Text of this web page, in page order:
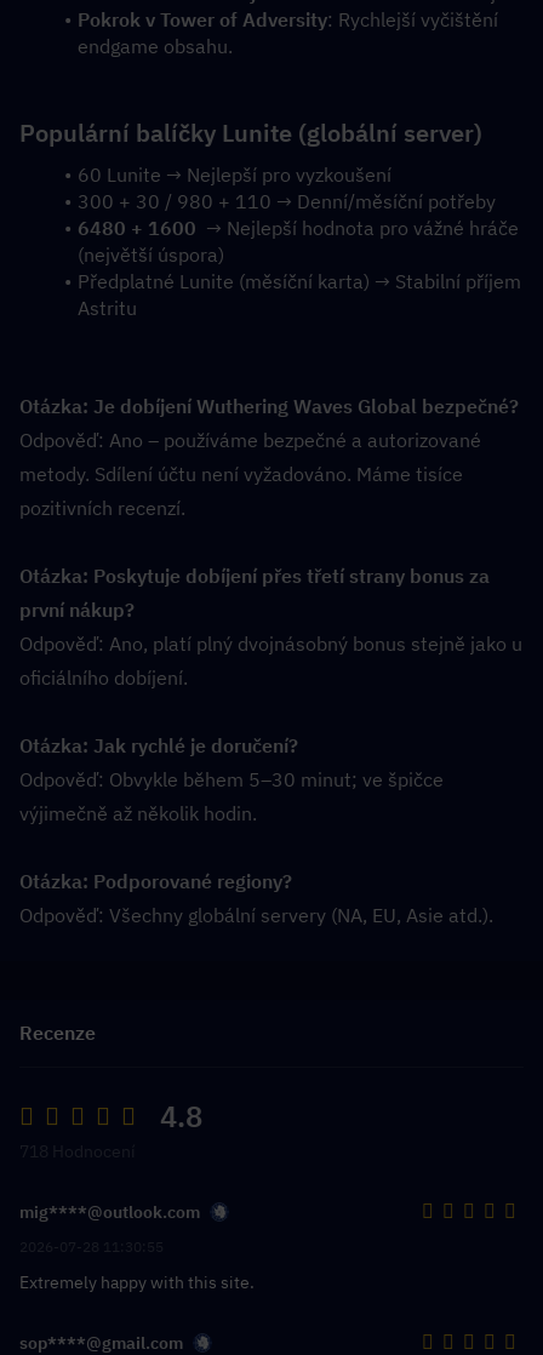
Pokrok v Tower of Adversity: Rychlejší vyčištění
endgame obsahu.
Populární balíčky Lunite (globální server)
60 Lunite → Nejlepší pro vyzkoušení
300 + 30 / 980 + 110 → Denní/měsíční potřeby
6480 + 1600
  → Nejlepší hodnota pro vážné hráče
(největší úspora)
Předplatné Lunite (měsíční karta) → Stabilní příjem
Astritu
Otázka: Je dobíjení Wuthering Waves Global bezpečné?
Odpověď: Ano – používáme bezpečné a autorizované
metody. Sdílení účtu není vyžadováno. Máme tisíce
pozitivních recenzí.
Otázka: Poskytuje dobíjení přes třetí strany bonus za
první nákup?
Odpověď: Ano, platí plný dvojnásobný bonus stejně jako u
oficiálního dobíjení.
Otázka: Jak rychlé je doručení?
Odpověď: Obvykle během 5–30 minut; ve špičce
výjimečně až několik hodin.
Otázka: Podporované regiony?
Odpověď: Všechny globální servery (NA, EU, Asie atd.).
Recenze
4.8
mig****@outlook.com
Extremely happy with this site.
sop****@gmail.com